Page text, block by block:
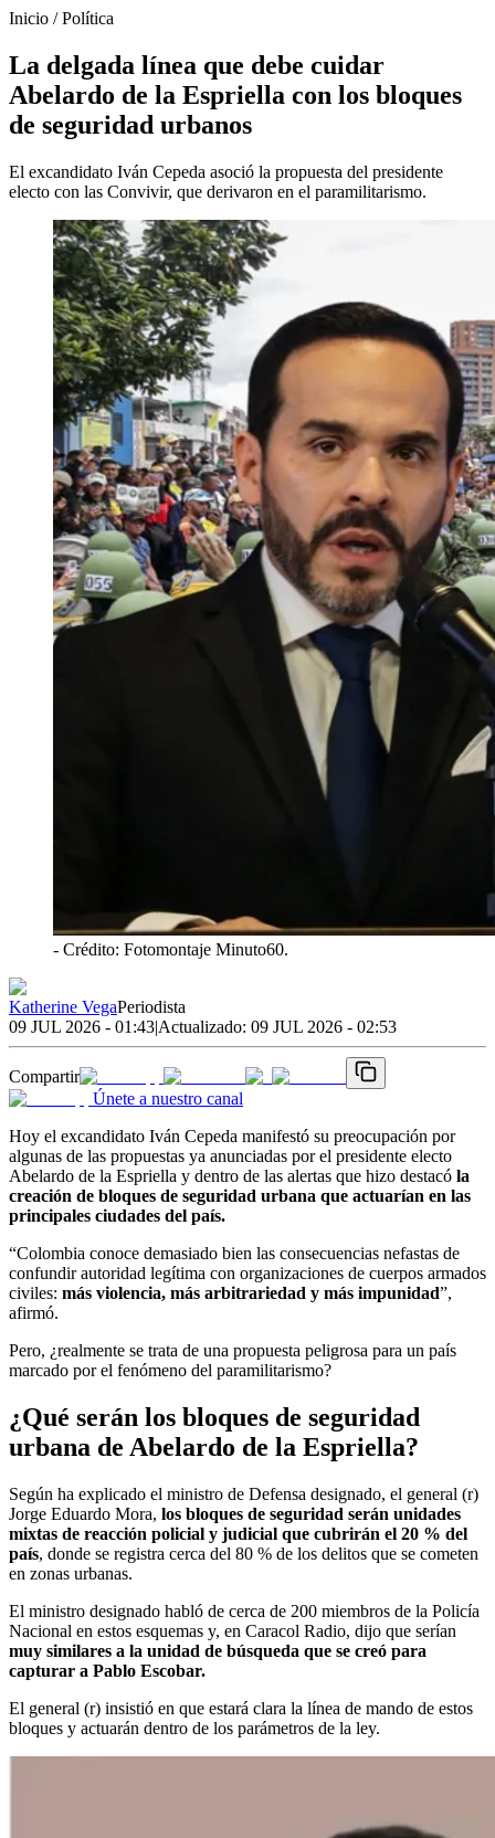
Inicio /Política
La delgada línea que debe cuidar
Abelardo de la Espriella con los bloques
de seguridad urbanos
El excandidato Iván Cepeda asoció la propuesta del presidente
electo con las Convivir, que derivaron en el paramilitarismo.
- Crédito: Fotomontaje Minuto60.
Katherine VegaPeriodista
09 JUL 2026 - 01:43|Actualizado: 09 JUL 2026 - 02:53
Compartir
Únete a nuestro canal
Hoy el excandidato Iván Cepeda manifestó su preocupación por
algunas de las propuestas ya anunciadas por el presidente electo
Abelardo de la Espriella y dentro de las alertas que hizo destacó la
creación de bloques de seguridad urbana que actuarían en las
principales ciudades del país.
“Colombia conoce demasiado bien las consecuencias nefastas de
confundir autoridad legítima con organizaciones de cuerpos armados
civiles: más violencia, más arbitrariedad y más impunidad”,
afirmó.
Pero, ¿realmente se trata de una propuesta peligrosa para un país
marcado por el fenómeno del paramilitarismo?
¿Qué serán los bloques de seguridad
urbana de Abelardo de la Espriella?
Según ha explicado el ministro de Defensa designado, el general (r)
Jorge Eduardo Mora, los bloques de seguridad serán unidades
mixtas de reacción policial y judicial que cubrirán el 20 % del
país, donde se registra cerca del 80 % de los delitos que se cometen
en zonas urbanas.
El ministro designado habló de cerca de 200 miembros de la Policía
Nacional en estos esquemas y, en Caracol Radio, dijo que serían
muy similares a la unidad de búsqueda que se creó para
capturar a Pablo Escobar.
El general (r) insistió en que estará clara la línea de mando de estos
bloques y actuarán dentro de los parámetros de la ley.